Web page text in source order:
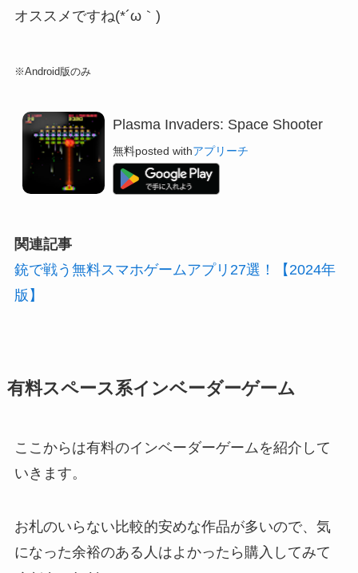
オススメですね(*´ω｀)
※Android版のみ
Plasma Invaders: Space Shooter
無料posted withアプリーチ
関連記事
銃で戦う無料スマホゲームアプリ27選！【2024年
版】
有料スペース系インベーダーゲーム
ここからは有料のインベーダーゲームを紹介して
いきます。
お札のいらない比較的安めな作品が多いので、気
になった余裕のある人はよかったら購入してみて